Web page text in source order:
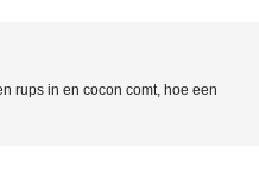
rups in en cocon comt, hoe een